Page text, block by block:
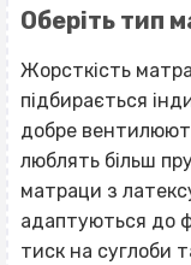
Оберіть тип
Жорсткість
підбирається
добре
люблять більш
матраци з
адаптуються до
тиск на суглоби